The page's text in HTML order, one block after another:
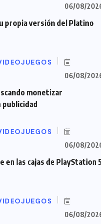
06/08/
propia versión del Platino
06/08/
monetizar
publicidad
06/08/
en las cajas de PlayStation
06/08/